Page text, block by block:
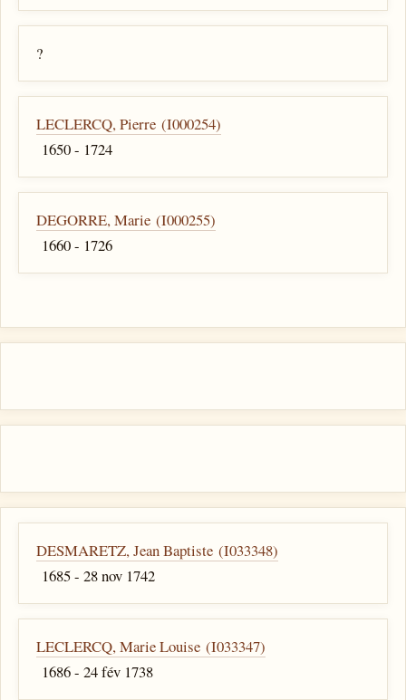
?
LECLERCQ, Pierre (I000254)
1650 - 1724
DEGORRE, Marie (I000255)
1660 - 1726
DESMARETZ, Jean Baptiste (I033348)
1685 - 28 nov 1742
LECLERCQ, Marie Louise (I033347)
1686 - 24 fév 1738